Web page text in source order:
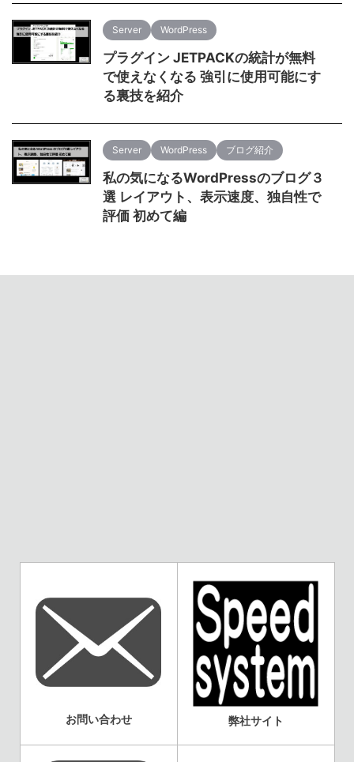
Server WordPress
プラグイン JETPACKの統計が無料
で使えなくなる 強引に使用可能にす
る裏技を紹介
Server WordPress ブログ紹介
私の気になるWordPressのブログ３
選 レイアウト、表示速度、独自性で
評価 初めて編
お問い合わせ 弊社サイト